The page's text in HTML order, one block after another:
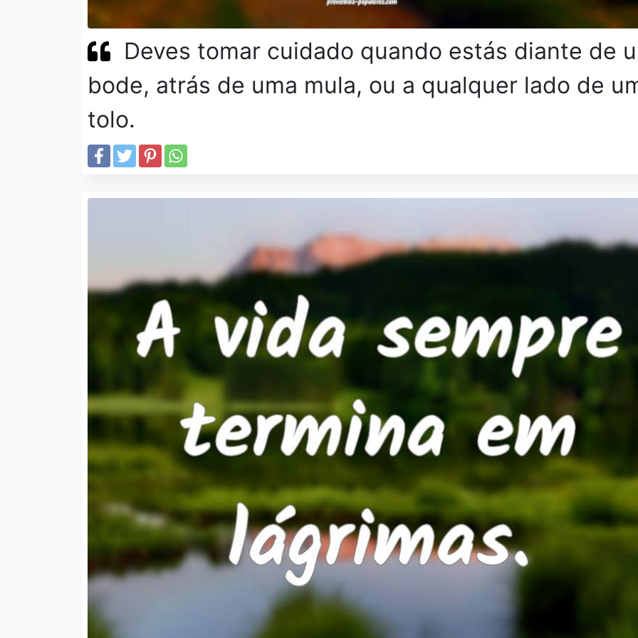
Deves tomar cuidado quando estás diante de
bode, atrás de uma mula, ou a qualquer lado de
tolo.